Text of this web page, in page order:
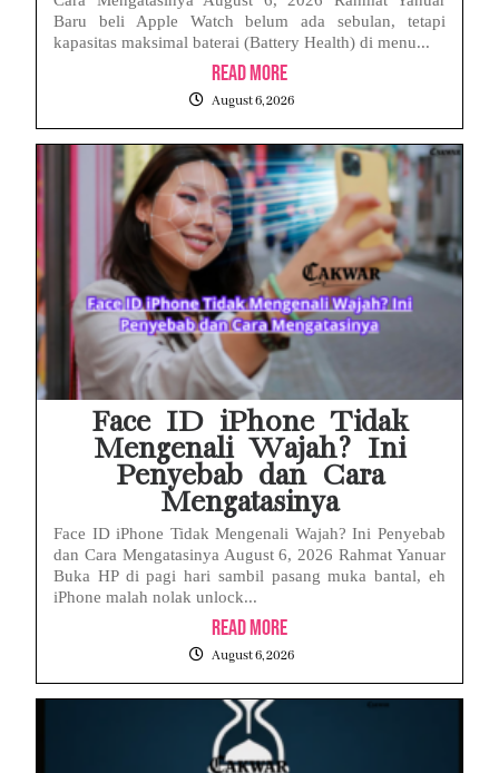
Baru beli Apple Watch belum ada sebulan, tetapi
kapasitas maksimal baterai (Battery Health) di menu...
Read More
August 6, 2026
Face ID iPhone Tidak
Mengenali Wajah? Ini
Penyebab dan Cara
Mengatasinya
Face ID iPhone Tidak Mengenali Wajah? Ini Penyebab
dan Cara Mengatasinya August 6, 2026 Rahmat Yanuar
Buka HP di pagi hari sambil pasang muka bantal, eh
iPhone malah nolak unlock...
Read More
August 6, 2026